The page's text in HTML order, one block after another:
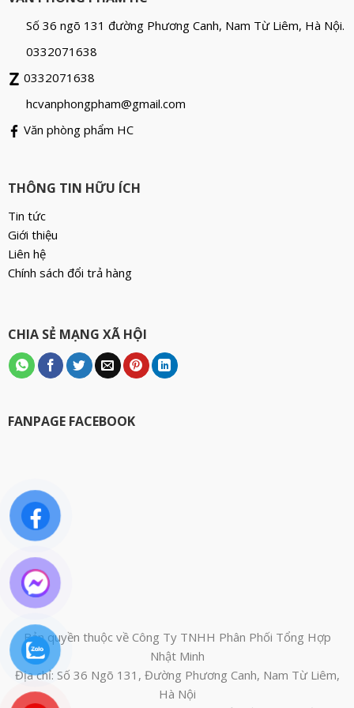
Số 36 ngõ 131 đường Phương Canh, Nam Từ Liêm, Hà Nội.
0332071638
0332071638
hcvanphongpham@gmail.com
Văn phòng phẩm HC
THÔNG TIN HỮU ÍCH
Tin tức
Giới thiệu
Liên hệ
Chính sách đổi trả hàng
CHIA SẺ MẠNG XÃ HỘI
FANPAGE FACEBOOK
Bản quyền thuộc về Công Ty TNHH Phân Phối Tổng Hợp
Nhật Minh
Địa chỉ: Số 36 Ngõ 131, Đường Phương Canh, Nam Từ Liêm,
Hà Nội